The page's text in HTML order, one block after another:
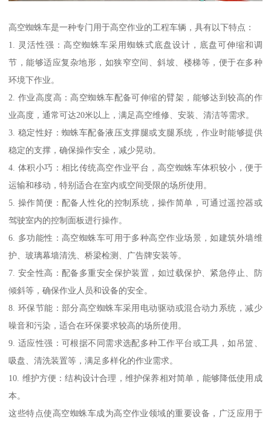
高空蜘蛛车是一种专门用于高空作业的工程车辆，具有以下特点：
1. 灵活性强：高空蜘蛛车采用蜘蛛式底盘设计，底盘可伸缩和调
节，能够适应复杂地形，如狭窄空间、斜坡、楼梯等，便于在多种
环境下作业。
2. 作业高度高：高空蜘蛛车配备可伸缩的臂架，能够达到较高的作
业高度，通常可达20米以上，满足高空维修、安装、清洁等需求。
3. 稳定性好：蜘蛛车配备液压支撑腿或支腿系统，作业时能够提供
稳定的支撑，确保操作安全，减少晃动。
4. 体积小巧：相比传统高空作业平台，高空蜘蛛车体积较小，便于
运输和移动，特别适合在室内或空间受限的场所使用。
5. 操作简便：配备人性化的控制系统，操作简单，可通过遥控器或
驾驶室内的控制面板进行操作。
6. 多功能性：高空蜘蛛车可用于多种高空作业场景，如建筑外墙维
护、玻璃幕墙清洗、桥梁检测、广告牌安装等。
7. 安全性高：配备多重安全保护装置，如过载保护、紧急停止、防
倾斜等，确保作业人员和设备的安全。
8. 环保节能：部分高空蜘蛛车采用电动驱动或混合动力系统，减少
噪音和污染，适合在环保要求较高的场所使用。
9. 适应性强：可根据不同需求选配多种工作平台或工具，如吊篮、
吸盘、清洗装置等，满足多样化的作业需求。
10. 维护方便：结构设计合理，维护保养相对简单，能够降低使用成
本。
这些特点使高空蜘蛛车成为高空作业领域的重要设备，广泛应用于